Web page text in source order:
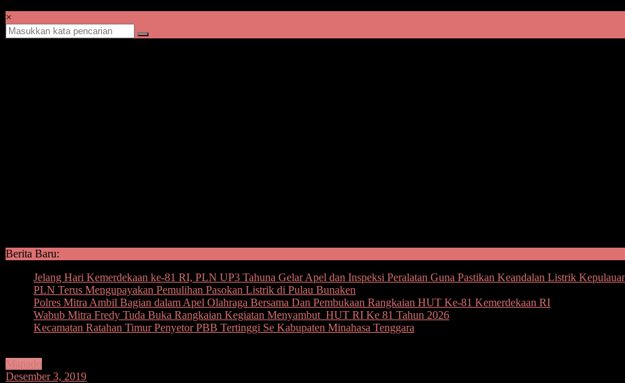
×
Berita Baru:
Jelang Hari Kemerdekaan ke-81 RI, PLN UP3 Tahuna Gelar Apel dan Inspeksi Peralatan Guna Pastikan Keandalan Listrik
PLN Terus Mengupayakan Pemulihan Pasokan Listrik di Pulau Bunaken
Polres Mitra Ambil Bagian dalam Apel Olahraga Bersama Dan Pembukaan Rangkaian HUT Ke-81 Kemerdekaan RI
Wabub Mitra Fredy Tuda Buka Rangkaian Kegiatan Menyambut HUT RI Ke 81 Tahun 2026
Kecamatan Ratahan Timur Penyetor PBB Tertinggi Se Kabupaten Minahasa Tenggara
Manado
Desember 3, 2019